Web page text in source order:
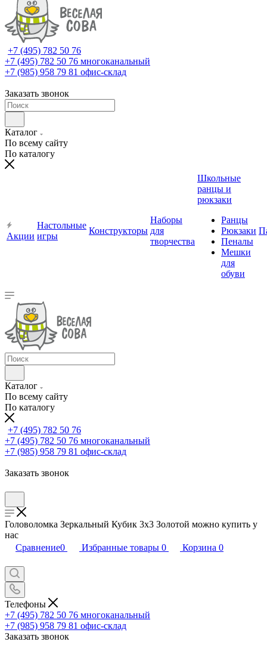
+7 (495) 782 50 76
+7 (495) 782 50 76 многоканальный
+7 (985) 958 79 81 офис-склад
Заказать звонок
Каталог
По всему сайту
По каталогу
Акции
Настольные
игры
Конструкторы
Наборы
для
творчества
Школьные
ранцы и
рюкзаки
Ранцы
Рюкзаки
Пеналы
Мешки
для
обуви
Каталог
По всему сайту
По каталогу
+7 (495) 782 50 76
+7 (495) 782 50 76 многоканальный
+7 (985) 958 79 81 офис-склад
Заказать звонок
Головоломка Зеркальный Кубик 3х3 Золотой можно купить у
нас
Сравнение0 Избранные товары 0 Корзина 0
Телефоны
+7 (495) 782 50 76 многоканальный
+7 (985) 958 79 81 офис-склад
Заказать звонок